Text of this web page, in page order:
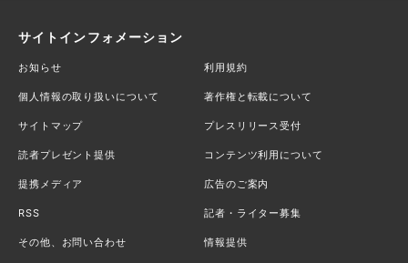
サイトインフォメーション
お知らせ 利用規約
個人情報の取り扱いについて 著作権と転載について
サイトマップ プレスリリース受付
読者プレゼント提供 コンテンツ利用について
提携メディア 広告のご案内
RSS 記者・ライター募集
その他、お問い合わせ 情報提供